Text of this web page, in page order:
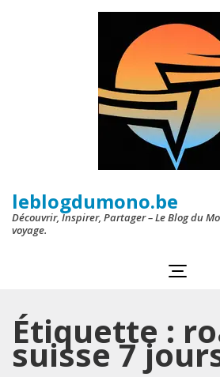
leblogdumono.be
Découvrir, Inspirer, Partager – Le Blog du
voyage.
Étiquette :
suisse 7